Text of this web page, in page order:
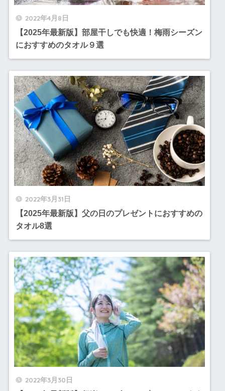
2022年4月8日
【2025年最新版】部屋干しでも快適！梅雨シーズン
におすすめのタオル９選
2022年3月31日
【2025年最新版】父の日のプレゼントにおすすめの
タオル8選
2022年3月30日